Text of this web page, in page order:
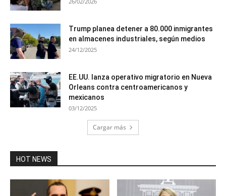
Trump planea detener a 80.000 inmigrantes
en almacenes industriales, según medios
24/12/2025
EE.UU. lanza operativo migratorio en Nueva
Orleans contra centroamericanos y
mexicanos
03/12/2025
Cargar más
HOT NEWS